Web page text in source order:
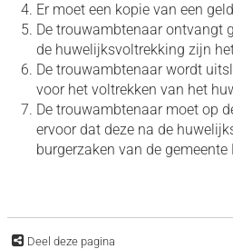
Er moet een kopie van een
De trouwambtenaar ontvangt
de huwelijksvoltrekking zijn
De trouwambtenaar wordt
voor het voltrekken van het
De trouwambtenaar moet op
ervoor dat deze na de
burgerzaken van de
Deel deze pagina